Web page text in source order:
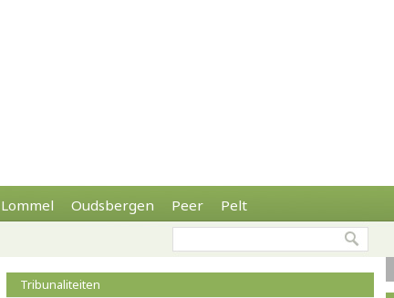
Lommel Oudsbergen Peer Pelt
Tribunaliteiten